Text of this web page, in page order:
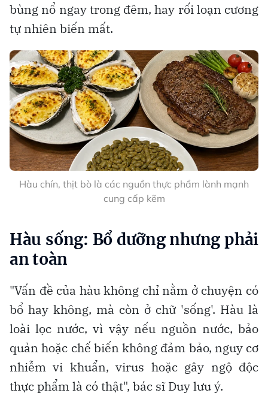
bùng nổ ngay trong đêm, hay rối loạn cương
tự nhiên biến mất.
Hàu chín, thịt bò là các nguồn thực phẩm lành mạnh
cung cấp kẽm
Hàu sống: Bổ dưỡng nhưng phải
an toàn
"Vấn đề của hàu không chỉ nằm ở chuyện có
bổ hay không, mà còn ở chữ 'sống'. Hàu là
loài lọc nước, vì vậy nếu nguồn nước, bảo
quản hoặc chế biến không đảm bảo, nguy cơ
nhiễm vi khuẩn, virus hoặc gây ngộ độc
thực phẩm là có thật", bác sĩ Duy lưu ý.